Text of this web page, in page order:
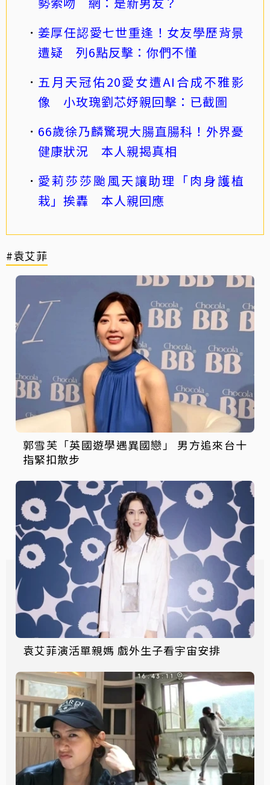
姜厚任認愛七世重逢！女友學歷背景
遭疑 列6點反擊：你們不懂
五月天冠佑20愛女遭AI合成不雅影
像 小玫瑰劉芯妤親回擊：已截圖
66歲徐乃麟驚現大腸直腸科！外界憂
健康狀況 本人親揭真相
愛莉莎莎颱風天讓助理「肉身護植
栽」挨轟 本人親回應
#袁艾菲
郭雪芙「英國遊學遇異國戀」 男方追來台十
指緊扣散步
袁艾菲演活單親媽 戲外生子看宇宙安排